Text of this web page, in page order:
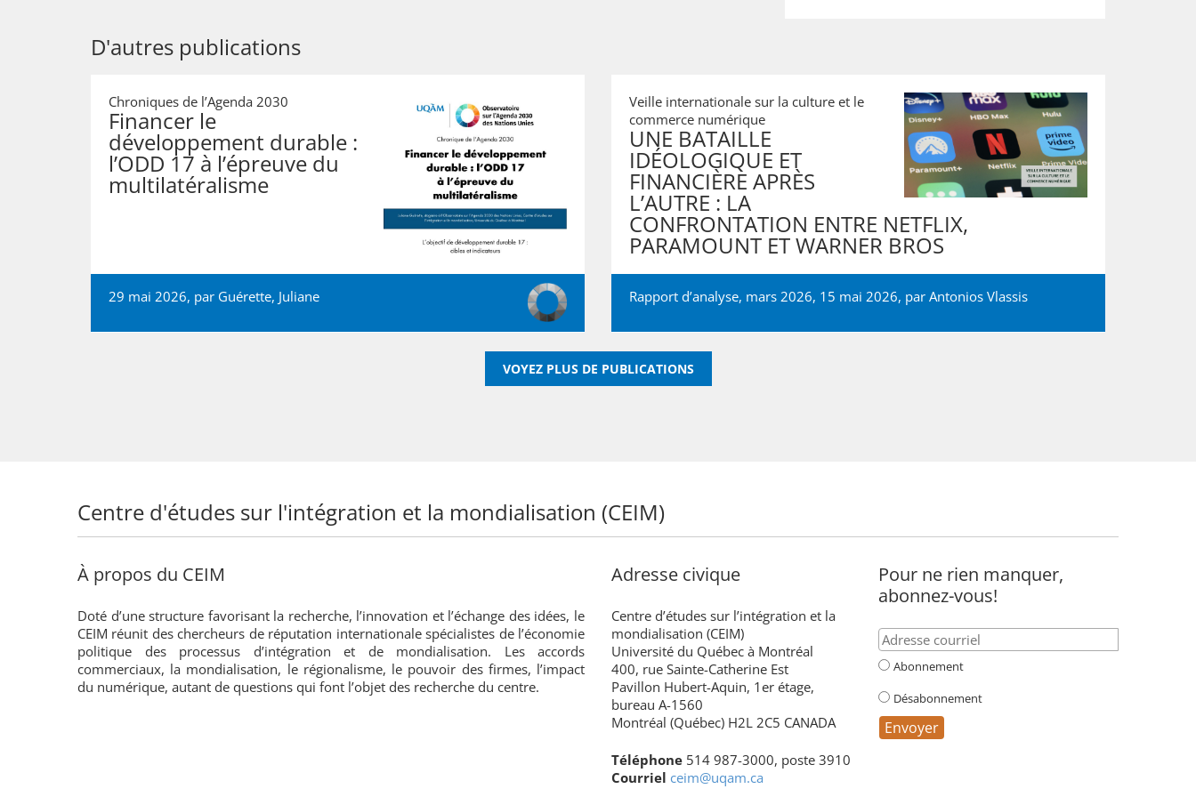
D'autres publications
Chroniques de l’Agenda 2030
Financer le
développement durable :
l’ODD 17 à l’épreuve du
multilatéralisme
29 mai 2026, par Guérette, Juliane
Veille internationale sur la culture et le
commerce numérique
UNE BATAILLE
IDÉOLOGIQUE ET
FINANCIÈRE APRÈS
L’AUTRE : LA
CONFRONTATION ENTRE NETFLIX,
PARAMOUNT ET WARNER BROS
Rapport d’analyse, mars 2026, 15 mai 2026, par Antonios Vlassis
VOYEZ PLUS DE PUBLICATIONS
Centre d'études sur l'intégration et la mondialisation (CEIM)
À propos du CEIM
Doté d’une structure favorisant la recherche, l’innovation et l’échange des idées, le
CEIM réunit des chercheurs de réputation internationale spécialistes de l’économie
politique des processus d’intégration et de mondialisation. Les accords
commerciaux, la mondialisation, le régionalisme, le pouvoir des firmes, l’impact
du numérique, autant de questions qui font l’objet des recherche du centre.
Adresse civique
Centre d’études sur l’intégration et la
mondialisation (CEIM)
Université du Québec à Montréal
400, rue Sainte-Catherine Est
Pavillon Hubert-Aquin, 1er étage,
bureau A-1560
Montréal (Québec) H2L 2C5 CANADA
Téléphone 514 987-3000, poste 3910
Courriel ceim@uqam.ca
Pour ne rien manquer,
abonnez-vous!
Abonnement
Désabonnement